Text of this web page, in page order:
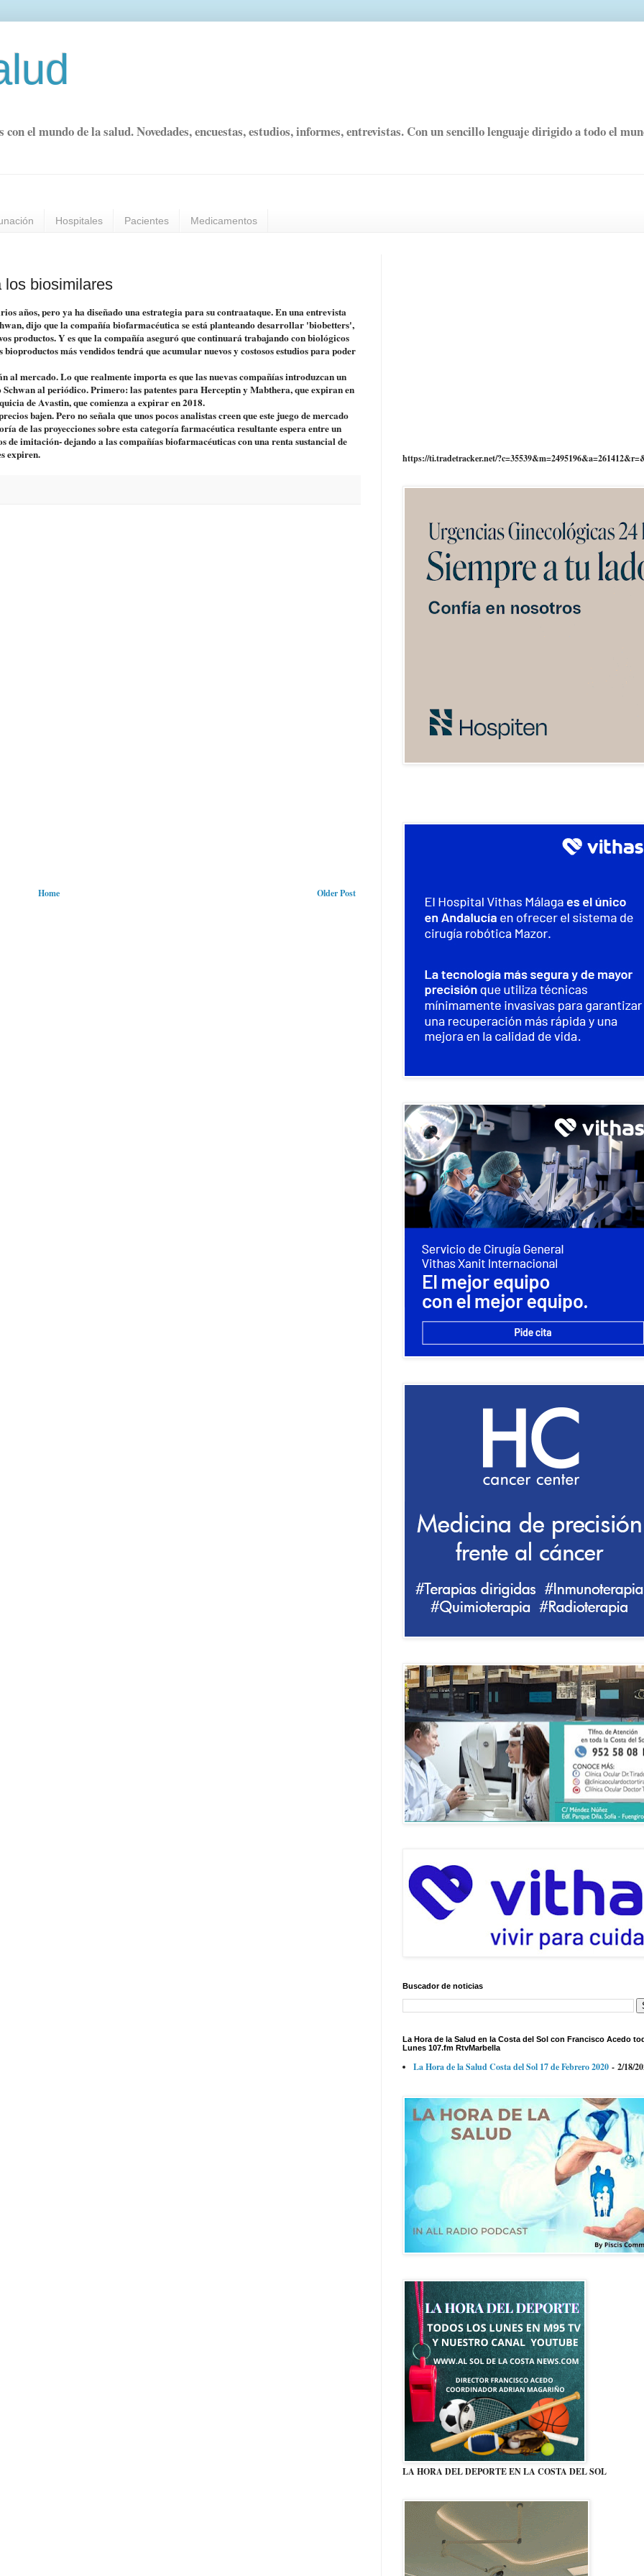
el mundo de la salud. Novedades, encuestas, estudios, informes, entrevistas. Con un sencillo lenguaje dirigido a todo el
Hospitales Pacientes Medicamentos
los biosimilares
años, pero ya ha diseñado una estrategia para su contraataque. En una entrevista
dijo que la compañía biofarmacéutica se está planteando desarrollar 'biobetters',
productos. Y es que la compañía aseguró que continuará trabajando con biológicos
más vendidos tendrá que acumular nuevos y costosos estudios para poder
mercado. Lo que realmente importa es que las nuevas compañías introduzcan un
al periódico. Primero: las patentes para Herceptin y Mabthera, que expiran en
de Avastin, que comienza a expirar en 2018.
bajen. Pero no señala que unos pocos analistas creen que este juego de mercado
de las proyecciones sobre esta categoría farmacéutica resultante espera entre un
de imitación- dejando a las compañías biofarmacéuticas con una renta sustancial de
expiren.
Older Post
Home
https://ti.tradetracker.net/
Buscador de noticias
La Hora de la Salud en la Costa del Sol con Francisco Acedo
Lunes 107.fm RtvMarbella
La Hora de la Salud Costa del Sol 17 de Febrero 2020 - 2/18/
LA HORA DEL DEPORTE EN LA COSTA DEL SOL